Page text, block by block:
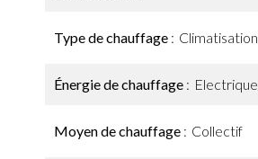
Type de chauffage Climatisation
Énergie de chauffage Electrique
Moyen de chauffage Collectif